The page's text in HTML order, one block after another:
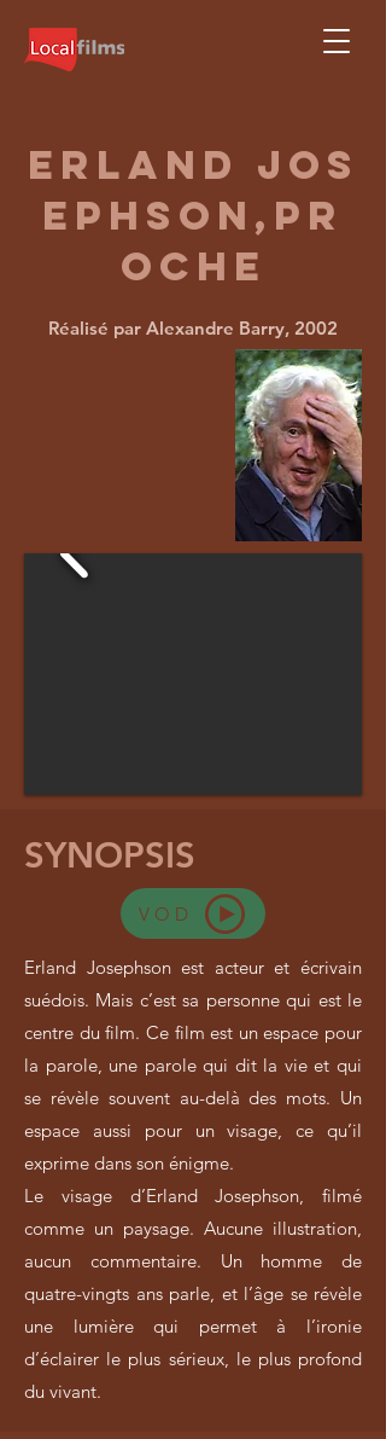
erland Jos
ephson,pr
oche
Réalisé par Alexandre Barry, 2002
SYNOPSIS
VOD
Erland Josephson est acteur et écrivain
suédois. Mais c’est sa personne qui est le
centre du film. Ce film est un espace pour
la parole, une parole qui dit la vie et qui
se révèle souvent au-delà des mots. Un
espace aussi pour un visage, ce qu’il
exprime dans son énigme.
Le visage d’Erland Josephson, filmé
comme un paysage. Aucune illustration,
aucun commentaire. Un homme de
quatre-vingts ans parle, et l’âge se révèle
une lumière qui permet à l’ironie
d’éclairer le plus sérieux, le plus profond
du vivant.